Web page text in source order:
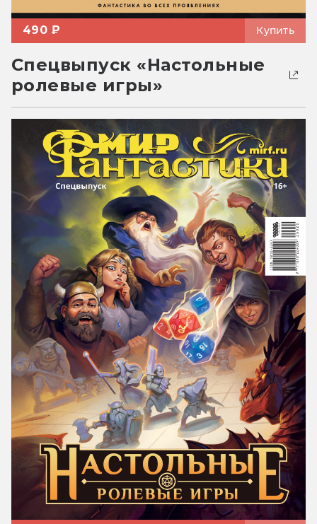
490 ₽ Купить
Спецвыпуск «Настольные
ролевые игры»